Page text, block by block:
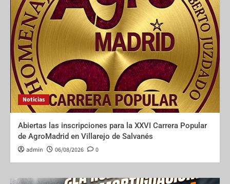
Noticias
Abiertas las inscripciones para la XXVI Carrera Popular
de AgroMadrid en Villarejo de Salvanés
admin 06/08/2026 0